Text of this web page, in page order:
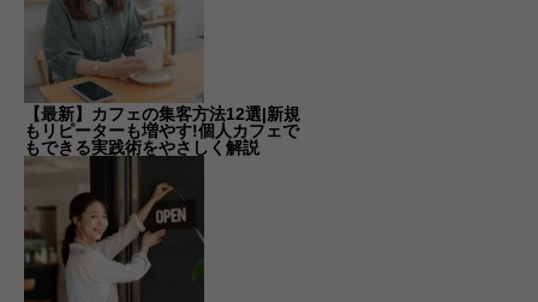
【最新】カフェの集客方法12選|新規
もリピーターも増やす!個人カフェで
もできる実践術をやさしく解説